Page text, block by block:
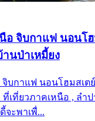
อ จิบกาแฟ นอนโฮ
นป่าเหมี้ยง
จิบกาแฟ นอนโฮมสเ
เที่ยวภาคเหนือ , ลำป
จะพาเพื่...